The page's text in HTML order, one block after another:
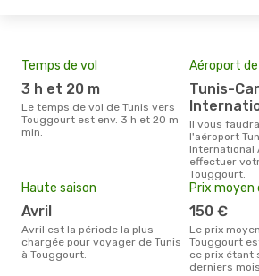
Temps de vol
3 h et 20 m
Le temps de vol de Tunis vers
Touggourt est env. 3 h et 20 m
min.
Aéroport
Tunis-Carthage
Il vous faudra rejoindre
l'aéroport
International
effectuer
Touggourt.
Haute saison
avril
avril est la période la plus
chargée pour voyager de Tunis
à Touggourt.
Prix moyen
150 €
Le prix moyen d'un billet Tunis
Touggourt
ce prix étant
derniers